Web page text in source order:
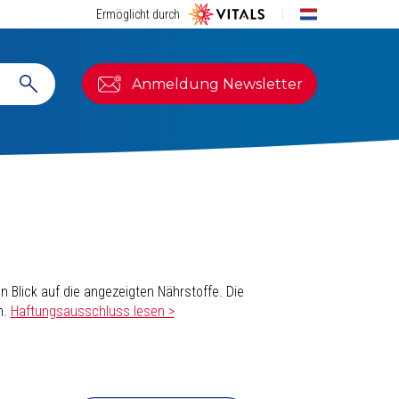
Ermöglicht durch
Anmeldung Newsletter
Blick auf die angezeigten Nährstoffe. Die
Haftungsausschluss lesen >